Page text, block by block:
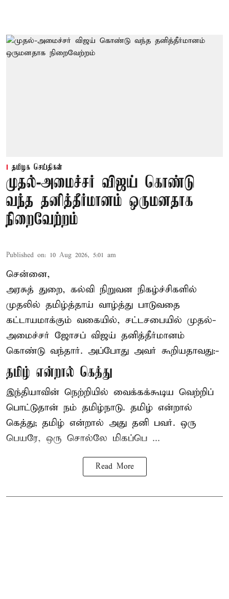
தமிழக செய்திகள்
முதல்-அமைச்சர் விஜய் கொண்டு
வந்த தனித்தீர்மானம் ஒருமனதாக
நிறைவேற்றம்
Published on: 10 Aug 2026, 5:01 am
சென்னை,
அரசுத் துறை, கல்வி நிறுவன நிகழ்ச்சிகளில்
முதலில் தமிழ்த்தாய் வாழ்த்து பாடுவதை
கட்டாயமாக்கும் வகையில், சட்டசபையில் முதல்-
அமைச்சர் ஜோசப் விஜய் தனித்தீர்மானம்
கொண்டு வந்தார். அப்போது அவர் கூறியதாவது:-
தமிழ் என்றால் கெத்து
இந்தியாவின் நெற்றியில் வைக்கக்கூடிய வெற்றிப்
பொட்டுதான் நம் தமிழ்நாடு. தமிழ் என்றால்
கெத்து; தமிழ் என்றால் அது தனி பவர். ஒரு
பெயரே, ஒரு சொல்லே மிகப்பெ ...
Read More